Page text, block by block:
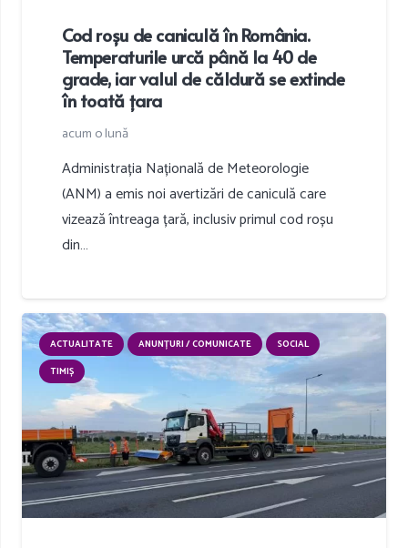
Cod roșu de caniculă în România.
Temperaturile urcă până la 40 de
grade, iar valul de căldură se extinde
în toată țara
acum o lună
Administrația Națională de Meteorologie
(ANM) a emis noi avertizări de caniculă care
vizează întreaga țară, inclusiv primul cod roșu
din…
ACTUALITATE ANUNȚURI / COMUNICATE
SOCIAL
TIMIȘ